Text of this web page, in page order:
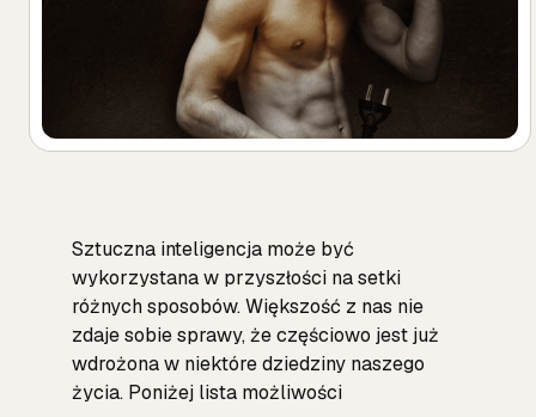
Sztuczna inteligencja może być
wykorzystana w przyszłości na setki
różnych sposobów. Większość z nas nie
zdaje sobie sprawy, że częściowo jest już
wdrożona w niektóre dziedziny naszego
życia. Poniżej lista możliwości